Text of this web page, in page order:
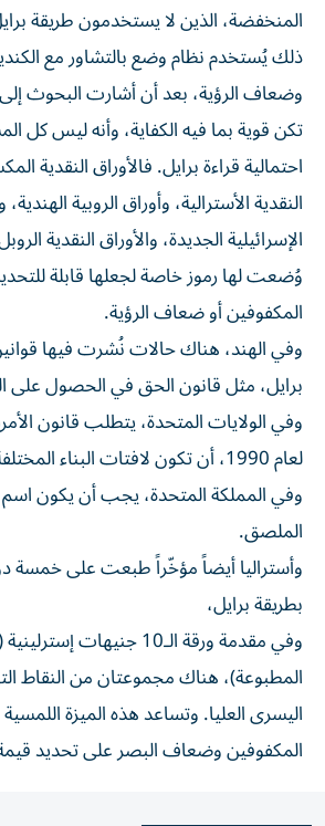
المنخفضة، الذين لا يستخدمون طريقة
ذلك يُستخدم نظام وضع بالتشاور مع
وضعاف الرؤية، بعد أن أشارت البحوث
تكن قوية بما فيه الكفاية، وأنه ليس كل
احتمالية قراءة برايل. فالأوراق النقدية
النقدية الأسترالية، وأوراق الروبية
الإسرائيلية الجديدة، والأوراق النقدية
وُضعت لها رموز خاصة لجعلها قابلة
المكفوفين أو ضعاف الرؤية.
وفي الهند، هناك حالات نُشرت فيها
برايل، مثل قانون الحق في الحصول على
وفي الولايات المتحدة، يتطلب قانون
لعام 1990، أن تكون لافتات البناء المختلفة بطريقة برايل.
وفي المملكة المتحدة، يجب أن يكون اسم
الملصق.
وأستراليا أيضاً مؤخّراً طبعت على خمسة
بطريقة برايل،
وفي مقدمة ورقة الـ10
المطبوعة)، هناك مجموعتان من النقاط
اليسرى العليا. وتساعد هذه الميزة
المكفوفين وضعاف البصر على تحديد